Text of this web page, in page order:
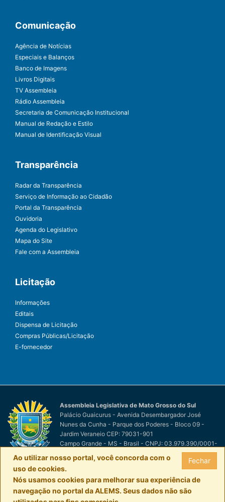
Comunicação
Agência de Notícias
Especiais e Balanços
Banco de Imagens
Livros Digitais
TV Assembleia
Rádio Assembleia
Secretaria de Comunicação Institucional
Manual de Redação e Estilo
Manual de Identificação Visual
Transparência
Radar da Transparência
Serviço de Informação ao Cidadão
Portal da Transparência
Ouvidoria
Agenda do Legislativo
Mapa do Site
Fale com a Assembleia
Licitação
Informações
Editais
Dispensa de Licitação
Compras Públicas/Licitação
E-fornecedor
Assembleia Legislativa de Mato Grosso do Sul
Palácio Guaicurus - Avenida Desembargador José
Nunes da Cunha - Parque dos Poderes - Bloco 09 -
Jardim Veraneio CEP: 79031-901
Campo Grande - MS - Brasil - CNPJ: 03.979.390/0001-
© Assembleia Legislativa de Mato Grosso do Sulpor
Easy Net Tecnologia da Informação
Fechar
Ao utilizar nosso portal, você concorda com o
uso de cookies.
Nós usamos cookies para melhorar sua experiência de
navegação no portal da ALEMS. Seus dados não são